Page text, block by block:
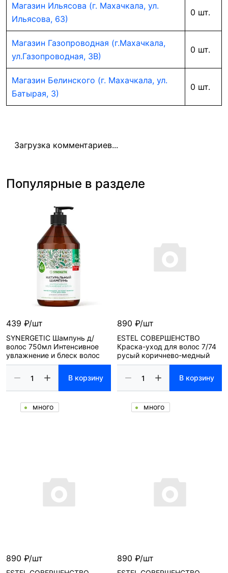
Магазин Ильясова (г. Махачкала, ул.
Ильясова, 63)
0 шт.
Магазин Газопроводная (г.Махачкала,
ул.Газопроводная, 3В)
0 шт.
Магазин Белинского (г. Махачкала, ул.
Батырая, 3)
0 шт.
Загрузка комментариев...
Популярные в разделе
439 ₽/шт
SYNERGETIC Шампунь д/
волос 750мл Интенсивное
увлажнение и блеск волос
В корзину
много
890 ₽/шт
ESTEL СОВЕРШЕНСТВО
Краска-уход для волос 7/74
русый коричнево-медный
В корзину
много
890 ₽/шт 890 ₽/шт